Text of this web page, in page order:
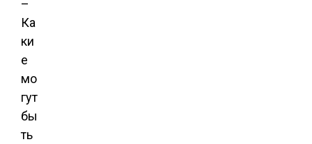
–
Ка
ки
е
мо
гут
бы
ть